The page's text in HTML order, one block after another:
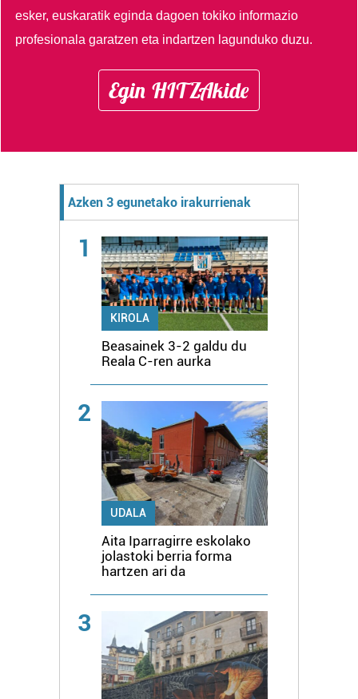
esker, euskaratik eginda dagoen tokiko informazio
profesionala garatzen eta indartzen lagunduko duzu.
Egin HITZAkide
Azken 3 egunetako irakurrienak
1
KIROLA
Beasainek 3-2 galdu du
Reala C-ren aurka
2
UDALA
Aita Iparragirre eskolako
jolastoki berria forma
hartzen ari da
3